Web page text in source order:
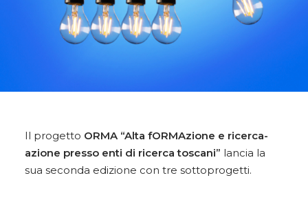
Il progetto ORMA “Alta fORMAzione e ricerca-
azione presso enti di ricerca toscani” lancia la
sua seconda edizione con tre sottoprogetti.